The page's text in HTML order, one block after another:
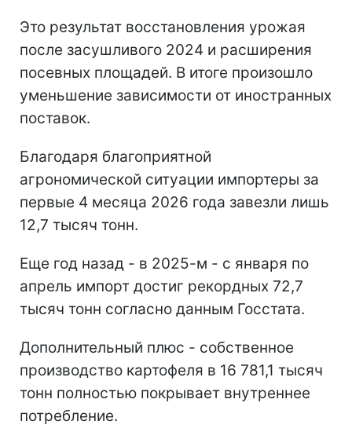
Это результат восстановления урожая
после засушливого 2024 и расширения
посевных площадей. В итоге произошло
уменьшение зависимости от иностранных
поставок.
Благодаря благоприятной
агрономической ситуации импортеры за
первые 4 месяца 2026 года завезли лишь
12,7 тысяч тонн.
Еще год назад - в 2025-м - с января по
апрель импорт достиг рекордных 72,7
тысяч тонн согласно данным Госстата.
Дополнительный плюс - собственное
производство картофеля в 16 781,1 тысяч
тонн полностью покрывает внутреннее
потребление.